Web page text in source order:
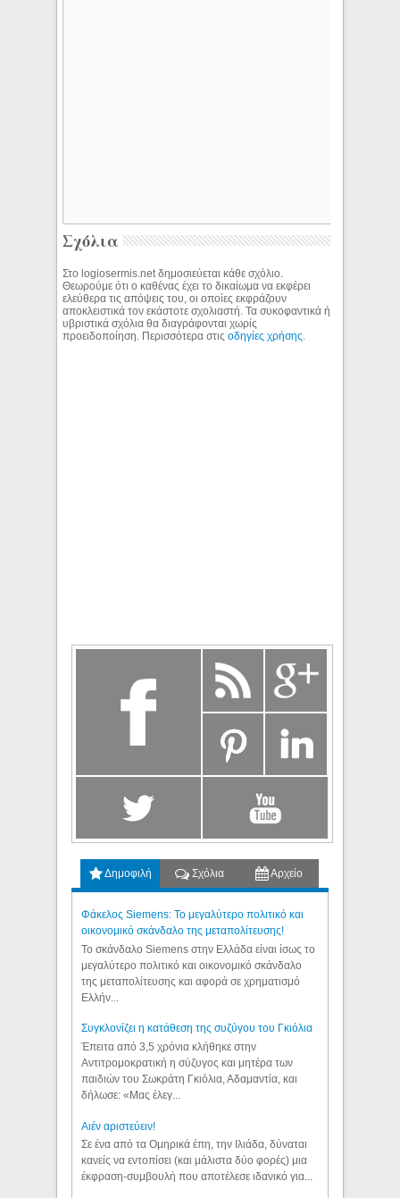
Σχόλια
Στο logiosermis.net δημοσιεύεται κάθε σχόλιο.
Θεωρούμε ότι ο καθένας έχει το δικαίωμα να εκφέρει
ελεύθερα τις απόψεις του, οι οποίες εκφράζουν
αποκλειστικά τον εκάστοτε σχολιαστή. Τα συκοφαντικά ή
υβριστικά σχόλια θα διαγράφονται χωρίς
προειδοποίηση. Περισσότερα στιςοδηγίες χρήσης
Δημοφιλή Σχόλια Αρχείο
Φάκελος Siemens: Το μεγαλύτερο πολιτικό και
οικονομικό σκάνδαλο της μεταπολίτευσης!
Το σκάνδαλο Siemens στην Ελλάδα είναι ίσως το
μεγαλύτερο πολιτικό και οικονομικό σκάνδαλο
της μεταπολίτευσης και αφορά σε χρηματισμό
Ελλήν...
Συγκλονίζει η κατάθεση της συζύγου του Γκιόλια
Έπειτα από 3,5 χρόνια κλήθηκε στην
Αντιτρομοκρατική η σύζυγος και μητέρα των
παιδιών του Σωκράτη Γκιόλια, Αδαμαντία, και
δήλωσε: «Μας έλεγ...
Aιέν αριστεύειν!
Σε ένα από τα Ομηρικά έπη, την Ιλιάδα, δύναται
κανείς να εντοπίσει (και μάλιστα δύο φορές) μια
έκφραση-συμβουλή που αποτέλεσε ιδανικό για...